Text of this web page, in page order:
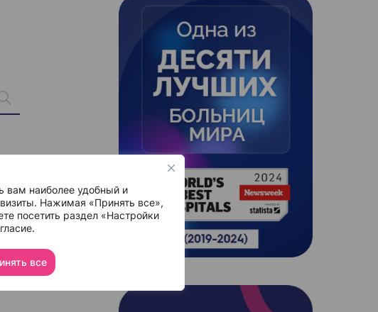
вам наиболее удобный и
Нажимая «Принять все»,
посетить раздел «Настройки
все